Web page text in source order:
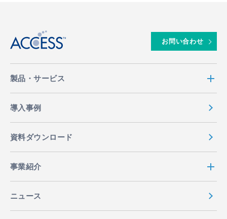
お問い合わせ
製品・サービス
導入事例
資料ダウンロード
事業紹介
ニュース